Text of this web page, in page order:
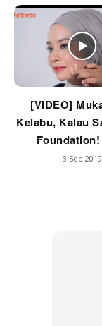
[VIDEO]
Kelabu, Kalau
Foundation!
3 Sep 2019